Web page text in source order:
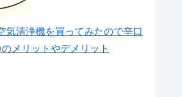
気清浄機を買ってみたので辛口
メリットやデメリット